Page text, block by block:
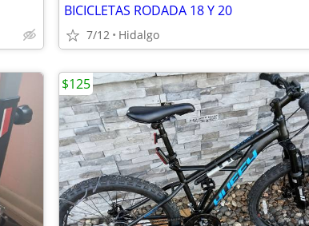
BICICLETAS RODADA 18 Y 20
7/12 Hidalgo
$125